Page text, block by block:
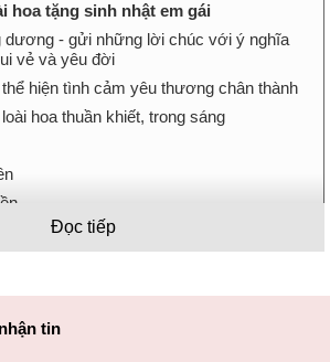
hoa tặng sinh nhật em gái
dương - gửi những lời chúc với ý nghĩa
vẻ và yêu đời
hiện tình cảm yêu thương chân thành
hoa thuần khiết, trong sáng
quà khác tặng với hoa sinh nhật
tặng hoa sinh nhật
Đọc tiếp
tin